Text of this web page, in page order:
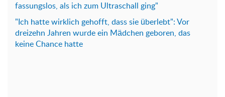
fassungslos, als ich zum Ultraschall ging"
"Ich hatte wirklich gehofft, dass sie überlebt": Vor
dreizehn Jahren wurde ein Mädchen geboren, das
keine Chance hatte